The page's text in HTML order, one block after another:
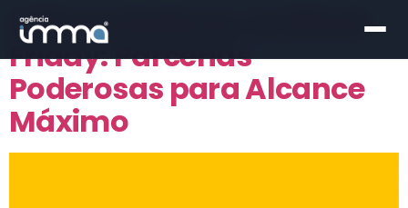
Influenciadores na Black
Friday: Parcerias
Poderosas para Alcance
Máximo